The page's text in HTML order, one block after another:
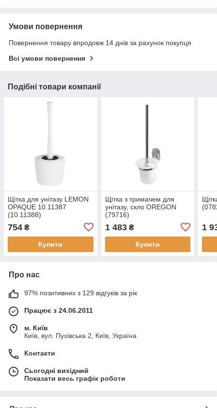
Умови повернення
Повернення товару впродовж 14 днів за рахунок покупця
Всі умови повернення
Подібні товари компанії
Щітка для унітазу LEMON
OPAQUE 10.11387
(10.11388)
754 ₴
Купити
Щітка з тримачем для
унітазу, скло OREGON
(79716)
1 483₴
Купити
1
Про нас
97% позитивних з 129 відгуків за рік
Працює з 24.06.2011
м. Київ
Київ, вул. Пухівська 2, Київ, Україна
Контакти
Сьогодні вихідний
Показати весь графік роботи